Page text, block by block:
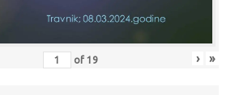
of 19 › »